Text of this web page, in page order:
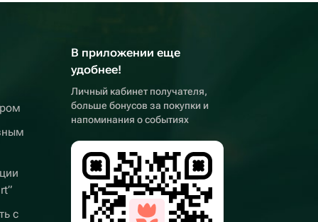
с
В приложении еще
удобнее!
Личный кабинет получателя,
больше бонусов за покупки и
напоминания о событиях